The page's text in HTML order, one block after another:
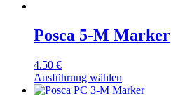
Posca 5-M Marker
4.50 €
Ausführung wählen